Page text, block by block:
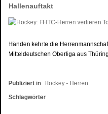
Hallenauftakt
Händen kehrte die
Mitteldeutschen Oberliga aus
Publiziert in Hockey - Herren
Schlagwörter